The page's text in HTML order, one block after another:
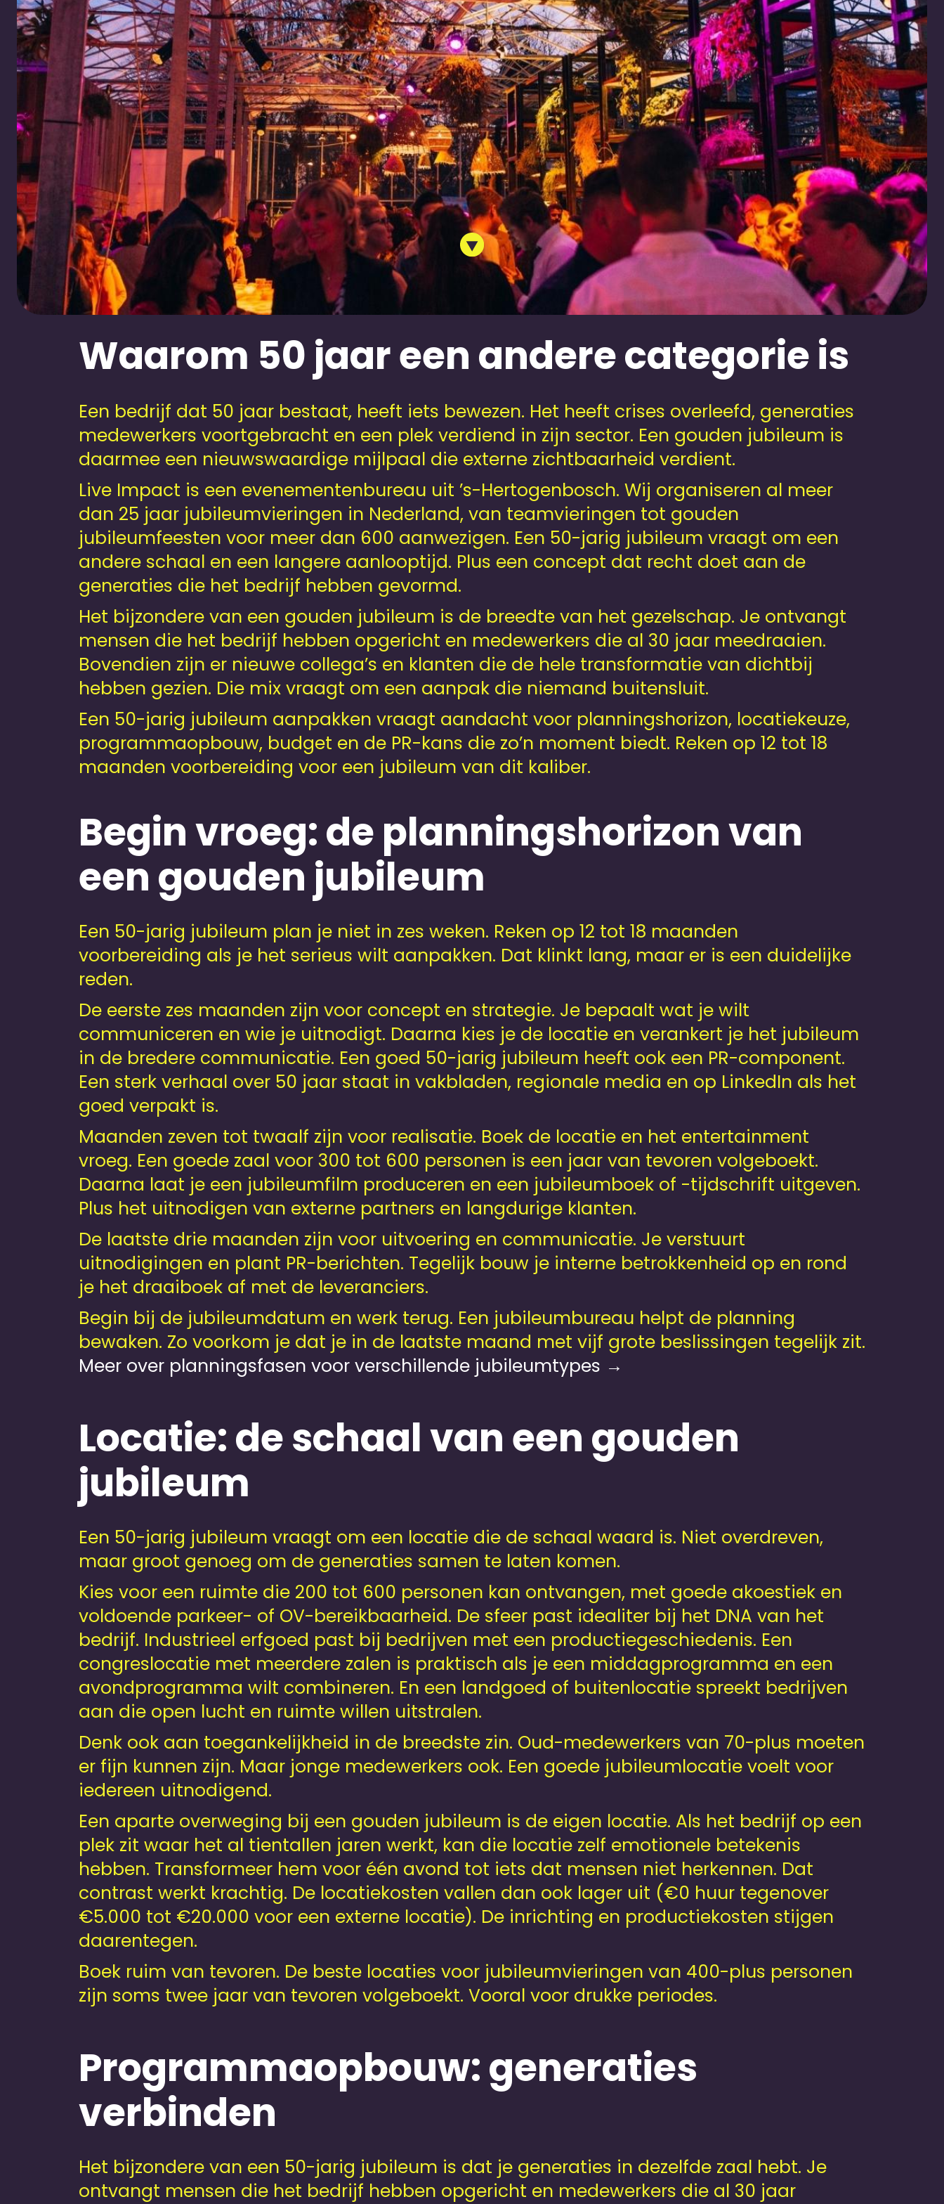
Waarom 50 jaar een andere categorie is
Een bedrijf dat 50 jaar bestaat, heeft iets bewezen. Het heeft crises overleefd, generaties
medewerkers voortgebracht en een plek verdiend in zijn sector. Een gouden jubileum is
daarmee een nieuwswaardige mijlpaal die externe zichtbaarheid verdient.
Live Impact is een evenementen­bureau uit ’s-Hertogenbosch. Wij organiseren al meer
dan 25 jaar jubileumvieringen in Nederland, van teamvieringen tot gouden
jubileumfeesten voor meer dan 600 aanwezigen. Een 50-jarig jubileum vraagt om een
andere schaal en een langere aanlooptijd. Plus een concept dat recht doet aan de
generaties die het bedrijf hebben gevormd.
Het bijzondere van een gouden jubileum is de breedte van het gezelschap. Je ontvangt
mensen die het bedrijf hebben opgericht en medewerkers die al 30 jaar meedraaien.
Bovendien zijn er nieuwe collega’s en klanten die de hele transformatie van dichtbij
hebben gezien. Die mix vraagt om een aanpak die niemand buitensluit.
Een 50-jarig jubileum aanpakken vraagt aandacht voor planningshorizon, locatiekeuze,
programmaopbouw, budget en de PR-kans die zo’n moment biedt. Reken op 12 tot 18
maanden voorbereiding voor een jubileum van dit kaliber.
Begin vroeg: de planningshorizon van
een gouden jubileum
Een 50-jarig jubileum plan je niet in zes weken. Reken op 12 tot 18 maanden
voorbereiding als je het serieus wilt aanpakken. Dat klinkt lang, maar er is een duidelijke
reden.
De eerste zes maanden zijn voor concept en strategie. Je bepaalt wat je wilt
communiceren en wie je uitnodigt. Daarna kies je de locatie en verankert je het jubileum
in de bredere communicatie. Een goed 50-jarig jubileum heeft ook een PR-component.
Een sterk verhaal over 50 jaar staat in vakbladen, regionale media en op LinkedIn als het
goed verpakt is.
Maanden zeven tot twaalf zijn voor realisatie. Boek de locatie en het entertainment
vroeg. Een goede zaal voor 300 tot 600 personen is een jaar van tevoren volgeboekt.
Daarna laat je een jubileumfilm produceren en een jubileumboek of -tijdschrift uitgeven.
Plus het uitnodigen van externe partners en langdurige klanten.
De laatste drie maanden zijn voor uitvoering en communicatie. Je verstuurt
uitnodigingen en plant PR-berichten. Tegelijk bouw je interne betrokkenheid op en rond
je het draaiboek af met de leveranciers.
Begin bij de jubileumdatum en werk terug. Een jubileumbureau helpt de planning
bewaken. Zo voorkom je dat je in de laatste maand met vijf grote beslissingen tegelijk zit.
Meer over planningsfasen voor verschillende jubileumtypes →
Locatie: de schaal van een gouden
jubileum
Een 50-jarig jubileum vraagt om een locatie die de schaal waard is. Niet overdreven,
maar groot genoeg om de generaties samen te laten komen.
Kies voor een ruimte die 200 tot 600 personen kan ontvangen, met goede akoestiek en
voldoende parkeer- of OV-bereikbaarheid. De sfeer past idealiter bij het DNA van het
bedrijf. Industrieel erfgoed past bij bedrijven met een productiegeschiedenis. Een
congres­locatie met meerdere zalen is praktisch als je een middagprogramma en een
avondprogramma wilt combineren. En een landgoed of buitenlocatie spreekt bedrijven
aan die open lucht en ruimte willen uitstralen.
Denk ook aan toegankelijkheid in de breedste zin. Oud-medewerkers van 70-plus moeten
er fijn kunnen zijn. Maar jonge medewerkers ook. Een goede jubileumlocatie voelt voor
iedereen uitnodigend.
Een aparte overweging bij een gouden jubileum is de eigen locatie. Als het bedrijf op een
plek zit waar het al tientallen jaren werkt, kan die locatie zelf emotionele betekenis
hebben. Transformeer hem voor één avond tot iets dat mensen niet herkennen. Dat
contrast werkt krachtig. De locatiekosten vallen dan ook lager uit (€0 huur tegenover
€5.000 tot €20.000 voor een externe locatie). De inrichting en productiekosten stijgen
daarentegen.
Boek ruim van tevoren. De beste locaties voor jubileumvieringen van 400-plus personen
zijn soms twee jaar van tevoren volgeboekt. Vooral voor drukke periodes.
Programmaopbouw: generaties
verbinden
Het bijzondere van een 50-jarig jubileum is dat je generaties in dezelfde zaal hebt. Je
ontvangt mensen die het bedrijf hebben opgericht en medewerkers die al 30 jaar